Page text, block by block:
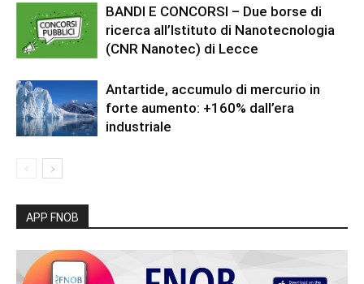
BANDI E CONCORSI – Due borse di
ricerca all’Istituto di Nanotecnologia
(CNR Nanotec) di Lecce
Antartide, accumulo di mercurio in
forte aumento: +160% dall’era
industriale
APP FNOB